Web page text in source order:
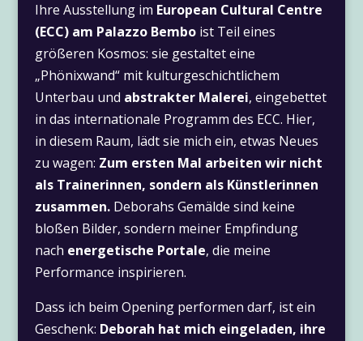
Ihre Ausstellung im European Cultural Centre
(ECC) am Palazzo Bemboist Teil eines
größeren Kosmos: sie gestaltet eine
„Phönixwand“ mit kulturgeschichtlichem
Unterbau und abstrakter Malerei, eingebettet
in das internationale Programm des ECC. Hier,
in diesem Raum, lädt sie mich ein, etwas Neues
zu wagen: Zum ersten Mal arbeiten wir nicht
als Trainerinnen, sondern als Künstlerinnen
zusammen.Deborahs Gemälde sind keine
bloßen Bilder, sondern meiner Empfindung
nach energetische Portale, die meine
Performance inspirieren.
Dass ich beim Opening performen darf, ist ein
Geschenk: Deborah hat mich eingeladen, ihre